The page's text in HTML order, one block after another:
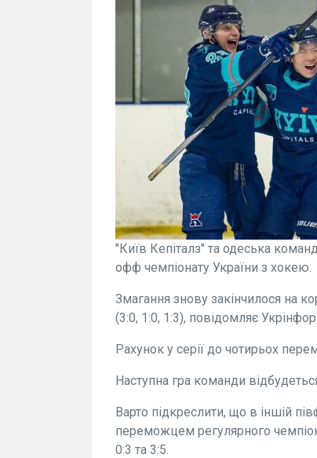
"Київ Кепіталз" та одеська
офф чемпіонату України з хокею.
Змагання знову закінчилося на
(3:0, 1:0, 1:3), повідомляє
Рахунок у серії до чотирьох
Наступна гра команди
Варто підкреслити, що в іншій
переможцем регулярного
0:3 та 3:5.